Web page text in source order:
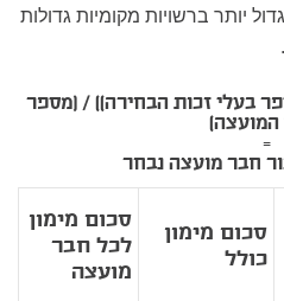
יותר ברשויות מקומיות גדולות
הבחירה)) / (מספר
המועצה)
=
חבר מועצה נבחר
סכום מימון
כולל
סכום מימון
לכל חבר
מועצה